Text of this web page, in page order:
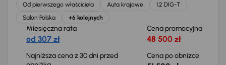
Od pierwszego właściciela Auta krajowe
1.2 DIG-T
Salon Polska
+6 kolejnych
Miesięczna rata
od 307 zł
Cena promocyjna
48 500 zł
Najniższa cena z 30 dni przed
Cena po obniżce